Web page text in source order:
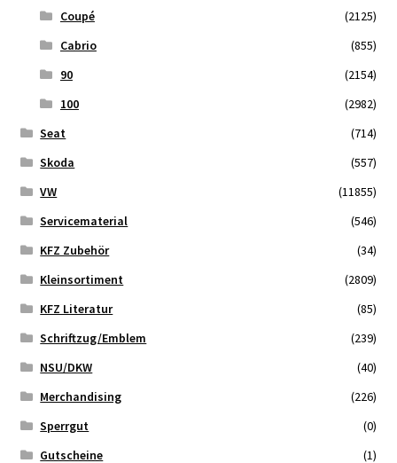
Coupé
(2125)
Cabrio
(855)
90
(2154)
100
(2982)
Seat
(714)
Skoda
(557)
VW
(11855)
Servicematerial
(546)
KFZ Zubehör
(34)
Kleinsortiment
(2809)
KFZ Literatur
(85)
Schriftzug/Emblem
(239)
NSU/DKW
(40)
Merchandising
(226)
Sperrgut
(0)
Gutscheine
(1)